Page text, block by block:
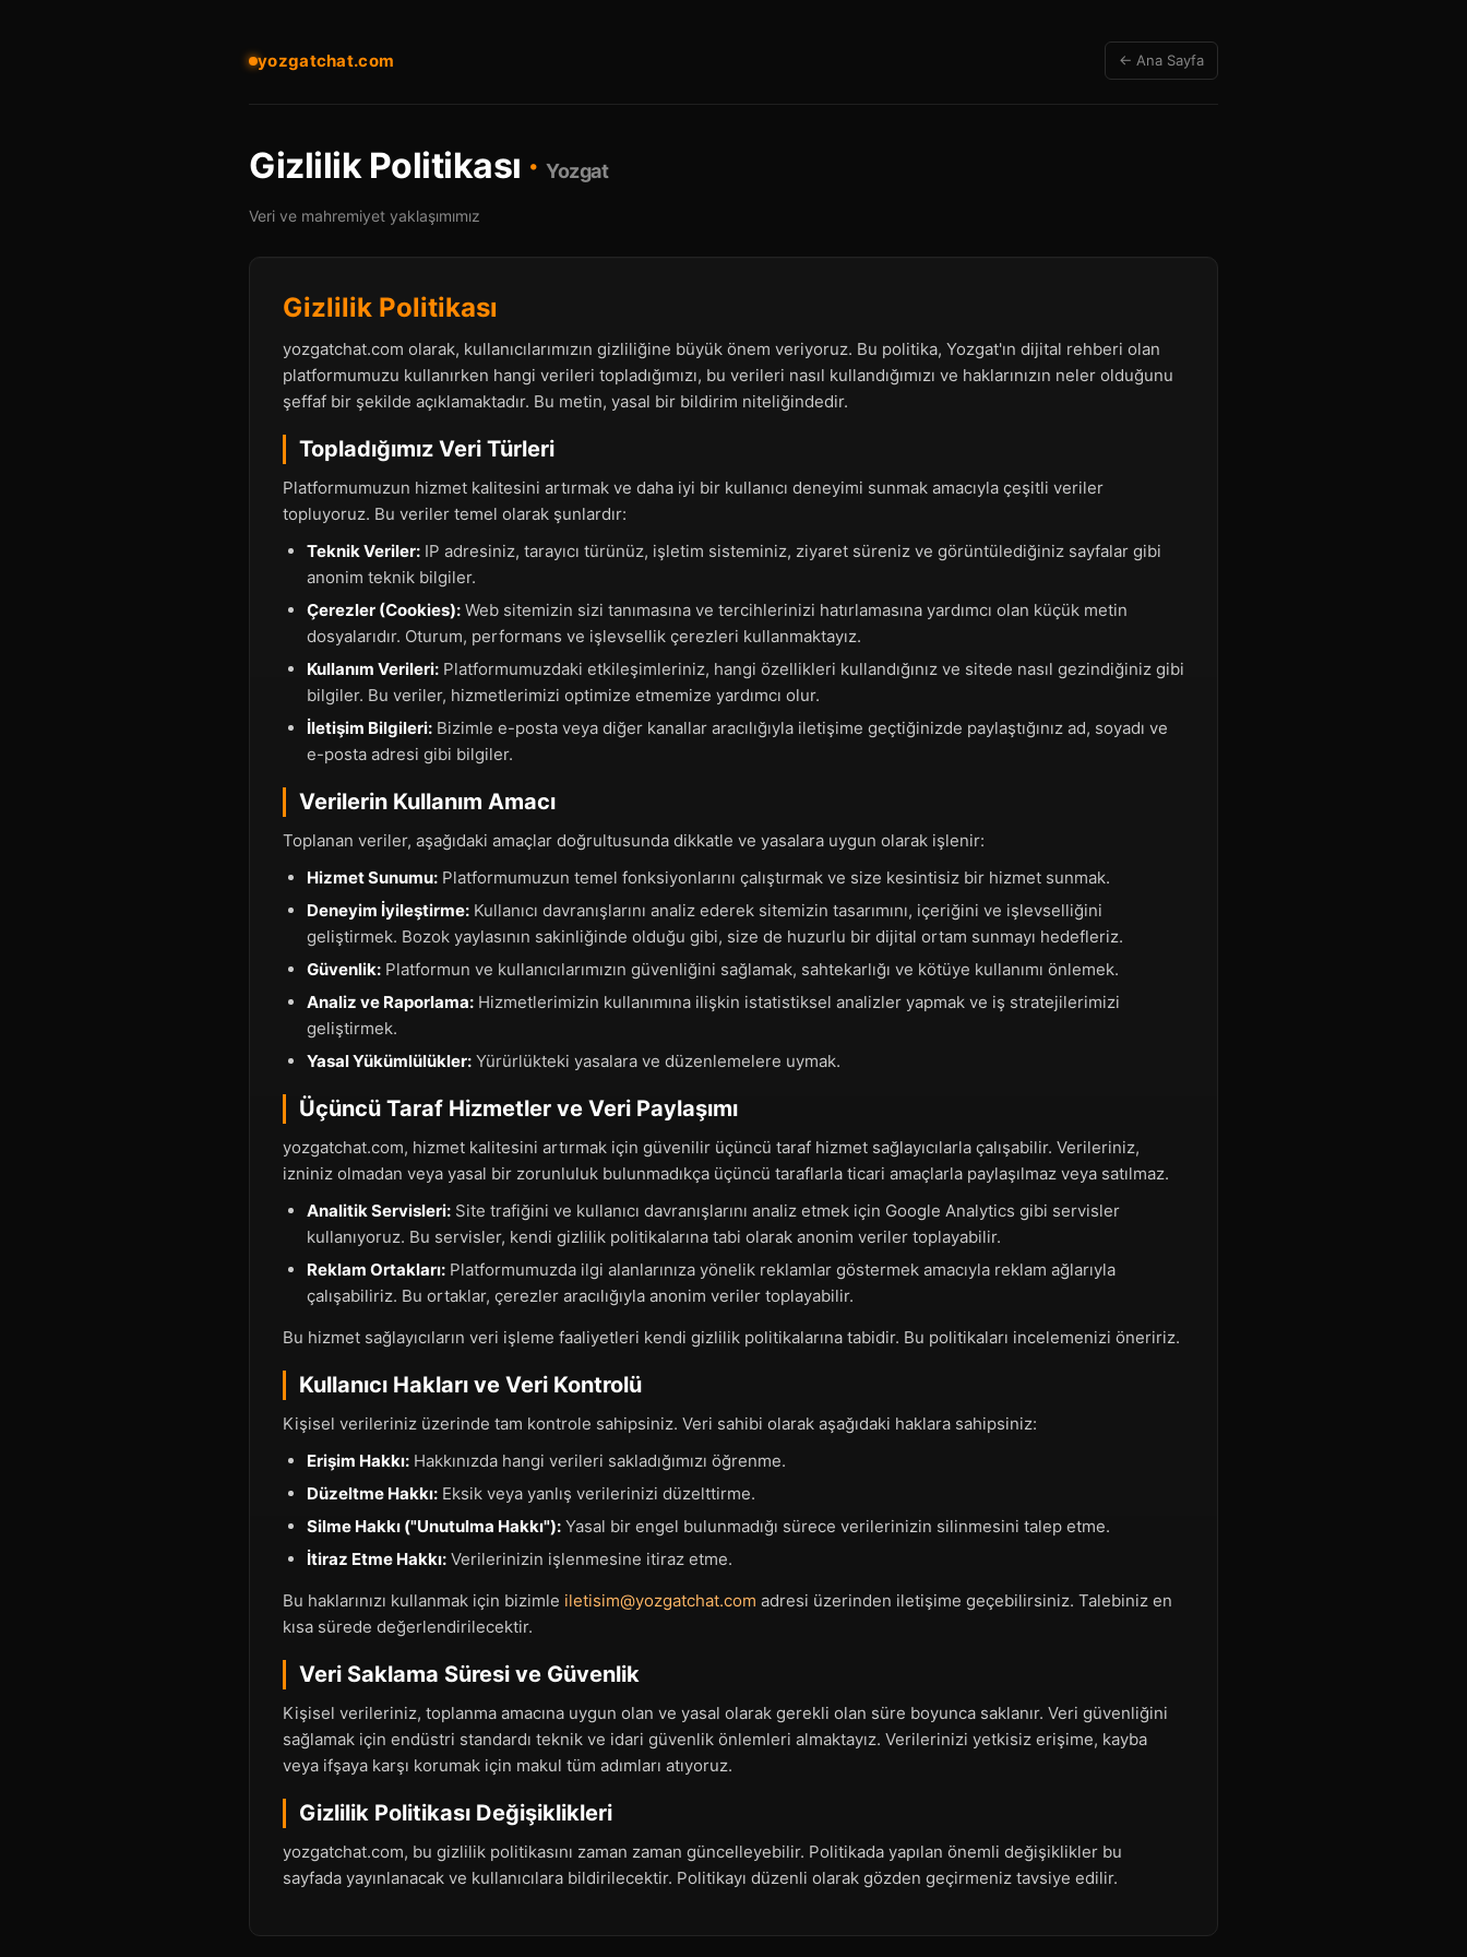
yozgatchat.com ← Ana Sayfa
Gizlilik Politikası · Yozgat
Veri ve mahremiyet yaklaşımımız
Gizlilik Politikası
yozgatchat.com olarak, kullanıcılarımızın gizliliğine büyük önem veriyoruz. Bu politika, Yozgat'ın dijital rehberi olan
platformumuzu kullanırken hangi verileri topladığımızı, bu verileri nasıl kullandığımızı ve haklarınızın neler olduğunu
şeffaf bir şekilde açıklamaktadır. Bu metin, yasal bir bildirim niteliğindedir.
Topladığımız Veri Türleri
Platformumuzun hizmet kalitesini artırmak ve daha iyi bir kullanıcı deneyimi sunmak amacıyla çeşitli veriler
topluyoruz. Bu veriler temel olarak şunlardır:
Teknik Veriler: IP adresiniz, tarayıcı türünüz, işletim sisteminiz, ziyaret süreniz ve görüntülediğiniz sayfalar gibi
anonim teknik bilgiler.
Çerezler (Cookies): Web sitemizin sizi tanımasına ve tercihlerinizi hatırlamasına yardımcı olan küçük metin
dosyalarıdır. Oturum, performans ve işlevsellik çerezleri kullanmaktayız.
Kullanım Verileri: Platformumuzdaki etkileşimleriniz, hangi özellikleri kullandığınız ve sitede nasıl gezindiğiniz gibi
bilgiler. Bu veriler, hizmetlerimizi optimize etmemize yardımcı olur.
İletişim Bilgileri: Bizimle e-posta veya diğer kanallar aracılığıyla iletişime geçtiğinizde paylaştığınız ad, soyadı ve
e-posta adresi gibi bilgiler.
Verilerin Kullanım Amacı
Toplanan veriler, aşağıdaki amaçlar doğrultusunda dikkatle ve yasalara uygun olarak işlenir:
Hizmet Sunumu: Platformumuzun temel fonksiyonlarını çalıştırmak ve size kesintisiz bir hizmet sunmak.
Deneyim İyileştirme: Kullanıcı davranışlarını analiz ederek sitemizin tasarımını, içeriğini ve işlevselliğini
geliştirmek. Bozok yaylasının sakinliğinde olduğu gibi, size de huzurlu bir dijital ortam sunmayı hedefleriz.
Güvenlik: Platformun ve kullanıcılarımızın güvenliğini sağlamak, sahtekarlığı ve kötüye kullanımı önlemek.
Analiz ve Raporlama: Hizmetlerimizin kullanımına ilişkin istatistiksel analizler yapmak ve iş stratejilerimizi
geliştirmek.
Yasal Yükümlülükler: Yürürlükteki yasalara ve düzenlemelere uymak.
Üçüncü Taraf Hizmetler ve Veri Paylaşımı
yozgatchat.com, hizmet kalitesini artırmak için güvenilir üçüncü taraf hizmet sağlayıcılarla çalışabilir. Verileriniz,
izniniz olmadan veya yasal bir zorunluluk bulunmadıkça üçüncü taraflarla ticari amaçlarla paylaşılmaz veya satılmaz.
Analitik Servisleri: Site trafiğini ve kullanıcı davranışlarını analiz etmek için Google Analytics gibi servisler
kullanıyoruz. Bu servisler, kendi gizlilik politikalarına tabi olarak anonim veriler toplayabilir.
Reklam Ortakları: Platformumuzda ilgi alanlarınıza yönelik reklamlar göstermek amacıyla reklam ağlarıyla
çalışabiliriz. Bu ortaklar, çerezler aracılığıyla anonim veriler toplayabilir.
Bu hizmet sağlayıcıların veri işleme faaliyetleri kendi gizlilik politikalarına tabidir. Bu politikaları incelemenizi öneririz.
Kullanıcı Hakları ve Veri Kontrolü
Kişisel verileriniz üzerinde tam kontrole sahipsiniz. Veri sahibi olarak aşağıdaki haklara sahipsiniz:
Erişim Hakkı: Hakkınızda hangi verileri sakladığımızı öğrenme.
Düzeltme Hakkı: Eksik veya yanlış verilerinizi düzelttirme.
Silme Hakkı ("Unutulma Hakkı"): Yasal bir engel bulunmadığı sürece verilerinizin silinmesini talep etme.
İtiraz Etme Hakkı: Verilerinizin işlenmesine itiraz etme.
Bu haklarınızı kullanmak için bizimle iletisim@yozgatchat.com adresi üzerinden iletişime geçebilirsiniz. Talebiniz en
kısa sürede değerlendirilecektir.
Veri Saklama Süresi ve Güvenlik
Kişisel verileriniz, toplanma amacına uygun olan ve yasal olarak gerekli olan süre boyunca saklanır. Veri güvenliğini
sağlamak için endüstri standardı teknik ve idari güvenlik önlemleri almaktayız. Verilerinizi yetkisiz erişime, kayba
veya ifşaya karşı korumak için makul tüm adımları atıyoruz.
Gizlilik Politikası Değişiklikleri
yozgatchat.com, bu gizlilik politikasını zaman zaman güncelleyebilir. Politikada yapılan önemli değişiklikler bu
sayfada yayınlanacak ve kullanıcılara bildirilecektir. Politikayı düzenli olarak gözden geçirmeniz tavsiye edilir.